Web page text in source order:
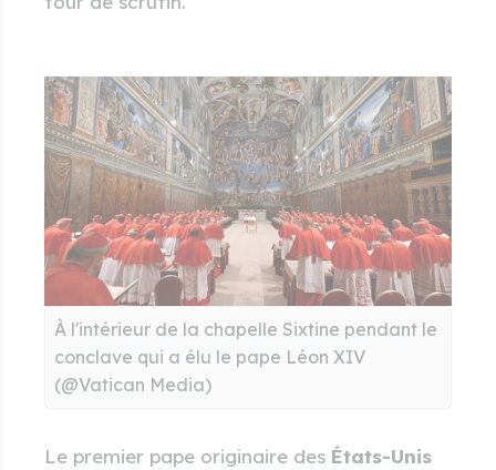
À l'intérieur de la chapelle Sixtine pendant le
conclave qui a élu le pape Léon XIV
(@Vatican Media)
Le premier pape originaire des États-Unis